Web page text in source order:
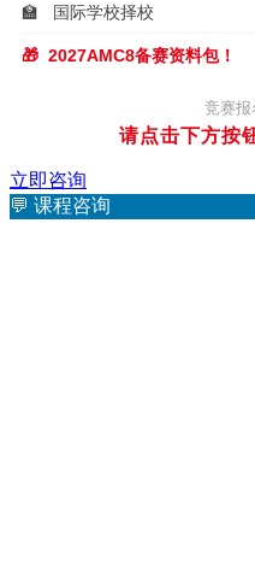
🏫 国际学校择校
🎁 2027AMC8备赛资料包！
竞赛报
请点击下方按
立即咨询
💬 课程咨询